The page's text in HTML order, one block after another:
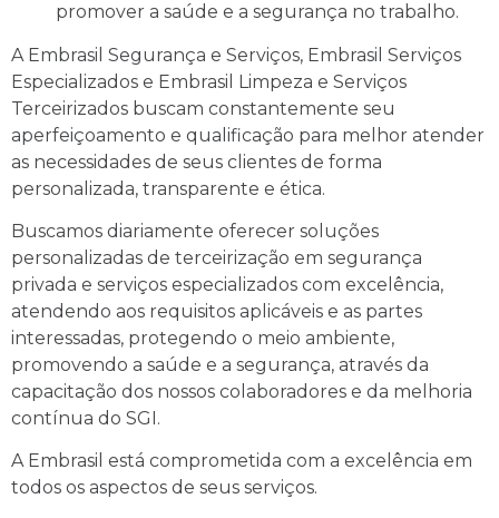
promover a saúde e a segurança no trabalho.
A Embrasil Segurança e Serviços, Embrasil Serviços
Especializados e Embrasil Limpeza e Serviços
Terceirizados buscam constantemente seu
aperfeiçoamento e qualificação para melhor atender
as necessidades de seus clientes de forma
personalizada, transparente e ética.
Buscamos diariamente oferecer soluções
personalizadas de terceirização em segurança
privada e serviços especializados com excelência,
atendendo aos requisitos aplicáveis e as partes
interessadas, protegendo o meio ambiente,
promovendo a saúde e a segurança, através da
capacitação dos nossos colaboradores e da melhoria
contínua do SGI.
A Embrasil está comprometida com a excelência em
todos os aspectos de seus serviços.